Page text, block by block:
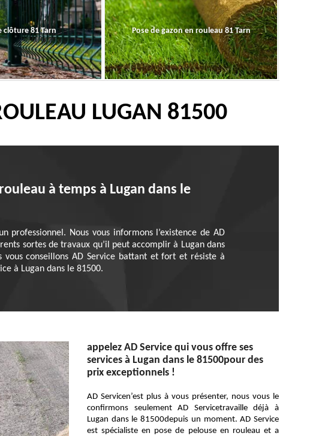
clôture 81 Tarn Pose de gazon en rouleau 81 Tarn
LUGAN 81500
à temps à Lugan dans le
professionnel. Nous vous informons l’existence de AD
sortes de travaux qu’il peut accomplir à Lugan dans
vous conseillons AD Service battant et fort et résiste à
à Lugan dans le 81500.
appelez AD Service qui vous offre ses
services à Lugan dans le 81500pour des
prix exceptionnels !
AD Servicen’est plus à vous présenter, nous vous le
confirmons seulement AD Servicetravaille déjà à
Lugan dans le 81500depuis un moment. AD Service
est spécialiste en pose de pelouse en rouleau et a